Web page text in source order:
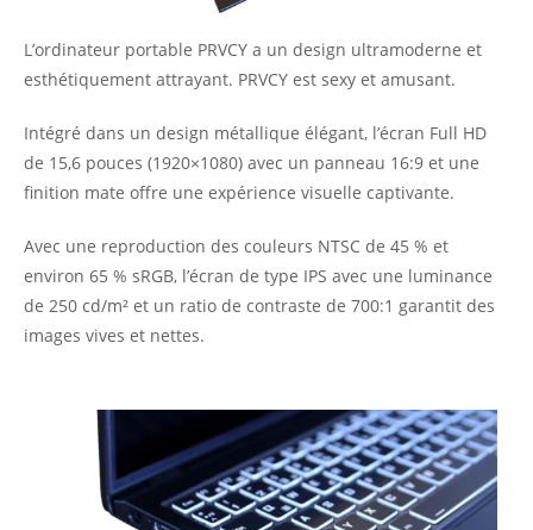
L’ordinateur portable PRVCY a un design ultramoderne et
esthétiquement attrayant. PRVCY est sexy et amusant.
Intégré dans un design métallique élégant, l’écran Full HD
de 15,6 pouces (1920×1080) avec un panneau 16:9 et une
finition mate offre une expérience visuelle captivante.
Avec une reproduction des couleurs NTSC de 45 % et
environ 65 % sRGB, l’écran de type IPS avec une luminance
de 250 cd/m² et un ratio de contraste de 700:1 garantit des
images vives et nettes.